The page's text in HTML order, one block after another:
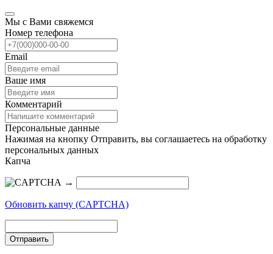
Мы с Вами свяжемся
Номер телефона
Email
Ваше имя
Комментарий
Персональные данные
Нажимая на кнопку Отправить, вы соглашаетесь на обработку
персональных данных
Капча
→
Обновить капчу (CAPTCHA)
Отправить